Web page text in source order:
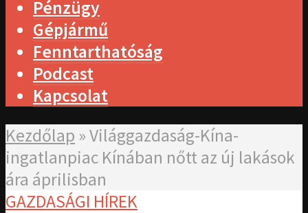
Pénzügy
Gépjármű
Fenntarthatóság
Podcast
Kapcsolat
Kezdőlap »Világgazdaság-Kína-
ingatlanpiac Kínában nőtt az új lakások
ára áprilisban
GAZDASÁGI HÍREK